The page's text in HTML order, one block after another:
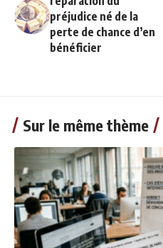
préjudice né de la
perte de chance d’en
bénéficier
Sur le même thème